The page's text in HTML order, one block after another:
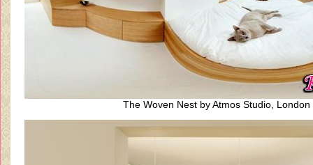
The Woven Nest by Atmos Studio,